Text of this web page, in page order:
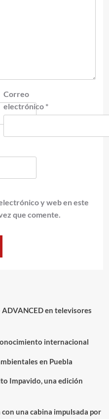
Correo
electrónico *
y web en este
que comente.
en televisores
internacional
en Puebla
Impavido, una edición
una cabina impulsada por